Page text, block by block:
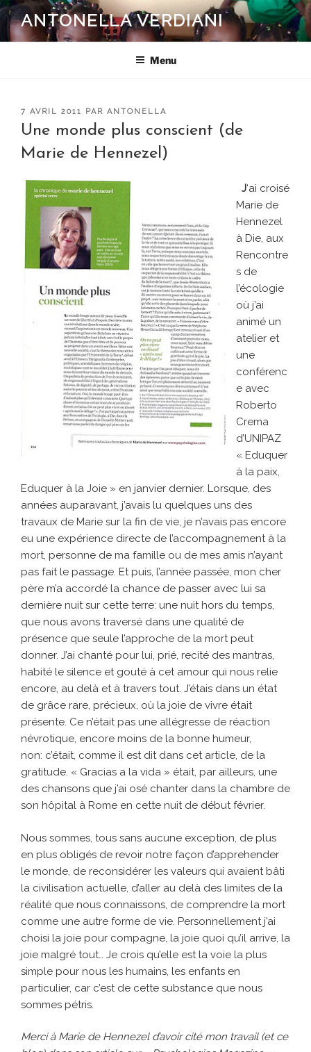
Aller
au
contenu
ANTONELLA VERDIANI
Menu
PUBLIÉ
LE
7 AVRIL 2011 PAR ANTONELLA
Une monde plus conscient (de
Marie de Hennezel)
J‘ai croisé
Marie de
Hennezel
à Die, aux
Rencontre
s de
l’écologie
où j’ai
animé un
atelier et
une
conférenc
e avec
Roberto
Crema
d’UNIPAZ
« Eduquer
à la paix,
Eduquer à la Joie » en janvier dernier. Lorsque, des
années auparavant, j’avais lu quelques uns des
travaux de Marie sur la fin de vie, je n’avais pas encore
eu une expérience directe de l’accompagnement à la
mort, personne de ma famille ou de mes amis n’ayant
pas fait le passage. Et puis, l’année passée, mon cher
père m’a accordé la chance de passer avec lui sa
dernière nuit sur cette terre: une nuit hors du temps,
que nous avons traversé dans une qualité de
présence que seule l’approche de la mort peut
donner. J’ai chanté pour lui, prié, recité des mantras,
habité le silence et gouté à cet amour qui nous relie
encore, au delà et à travers tout. J’étais dans un état
de grâce rare, précieux, où la joie de vivre était
présente. Ce n’était pas une allégresse de réaction
névrotique, encore moins de la bonne humeur,
non: c’était, comme il est dit dans cet article, de la
gratitude. « Gracias a la vida » était, par ailleurs, une
des chansons que j’ai osé chanter dans la chambre de
son hôpital à Rome en cette nuit de début février.
Nous sommes, tous sans aucune exception, de plus
en plus obligés de revoir notre façon d’apprehender
le monde, de reconsidérer les valeurs qui avaient bâti
la civilisation actuelle, d’aller au delà des limites de la
réalité que nous connaissons, de comprendre la mort
comme une autre forme de vie. Personnellement j’ai
choisi la joie pour compagne, la joie quoi qu’il arrive, la
joie malgré tout… Je crois qu’elle est la voie la plus
simple pour nous les humains, les enfants en
particulier, car c’est de cette substance que nous
sommes pétris.
Merci à Marie de Hennezel d’avoir cité mon travail (et ce